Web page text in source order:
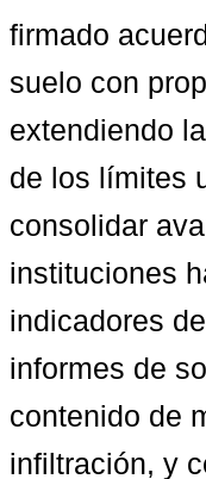
firmado
suelo con
extendiendo
de los límites
consolidar
indicadores
informes de
contenido de
infiltración, y